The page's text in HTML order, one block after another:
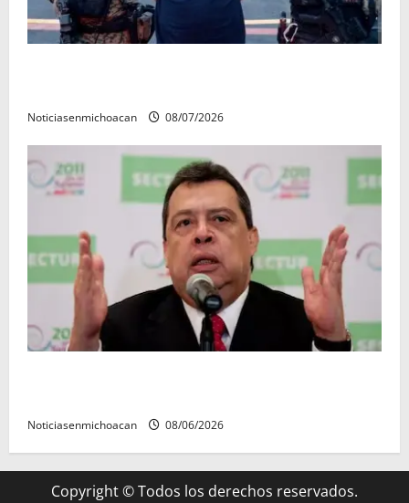
Noticiasenmichoacan 08/07/2026
Noticiasenmichoacan 08/06/2026
Copyright © Todos los derechos reservados.